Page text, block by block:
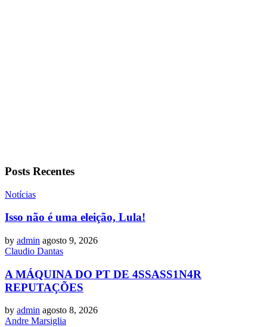
Posts Recentes
Notícias
Isso não é uma eleição, Lula!
by admin agosto 9, 2026
Claudio Dantas
A MÁQUINA DO PT DE 4SSASS1N4R
REPUTAÇÕES
by admin agosto 8, 2026
Andre Marsiglia